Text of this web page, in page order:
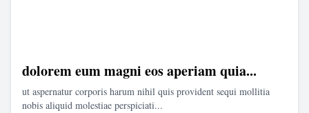
dolorem eum magni eos aperiam quia...
ut aspernatur corporis harum nihil quis provident sequi mollitia
nobis aliquid molestiae perspiciati...